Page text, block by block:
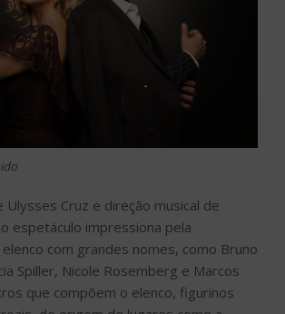
Ulysses Cruz e direção musical de
espetáculo impressiona pela
com grandes nomes, como Bruno
Spiller, Nicole Rosemberg e Marcos
que compõem o elenco, figurinos